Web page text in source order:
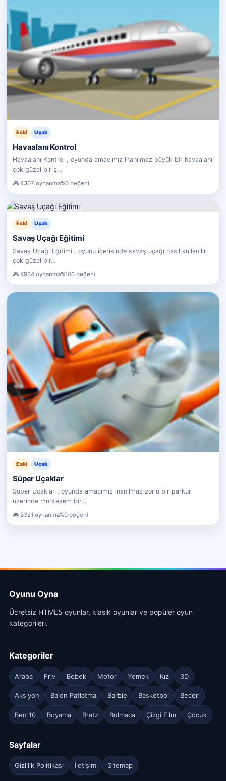
Eski Uçak
Havaalanı Kontrol
Havaalanı Kontrol , oyunda amacımız inanılmaz büyük bir havaalanı
çok güzel bir ş…
4307 oynanma%0 beğeni
Eski Uçak
Savaş Uçağı Eğitimi
Savaş Uçağı Eğitimi , oyunu içerisinde savaş uçağı nasıl kullanılır
çok güzel bir…
4934 oynanma%100 beğeni
Eski Uçak
Süper Uçaklar
Süper Uçaklar , oyunda amacımız inanılmaz zorlu bir parkur
üzerinde muhteşem bir…
3321 oynanma%0 beğeni
Oyunu Oyna
Ücretsiz HTML5 oyunlar, klasik oyunlar ve popüler oyun
kategorileri.
Kategoriler
Araba Friv Bebek Motor Yemek Kız 3D
Aksiyon Balon Patlatma Barbie Basketbol Beceri
Ben 10 Boyama Bratz Bulmaca Çizgi Film Çocuk
Sayfalar
Gizlilik Politikası İletişim Sitemap